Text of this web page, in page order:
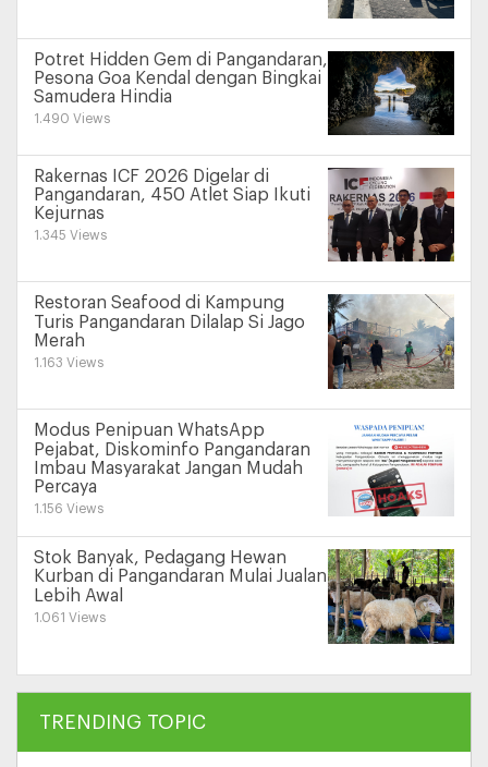
Potret Hidden Gem di Pangandaran,
Pesona Goa Kendal dengan Bingkai
Samudera Hindia
1.490 Views
Rakernas ICF 2026 Digelar di
Pangandaran, 450 Atlet Siap Ikuti
Kejurnas
1.345 Views
Restoran Seafood di Kampung
Turis Pangandaran Dilalap Si Jago
Merah
1.163 Views
Modus Penipuan WhatsApp
Pejabat, Diskominfo Pangandaran
Imbau Masyarakat Jangan Mudah
Percaya
1.156 Views
Stok Banyak, Pedagang Hewan
Kurban di Pangandaran Mulai Jualan
Lebih Awal
1.061 Views
TRENDING TOPIC